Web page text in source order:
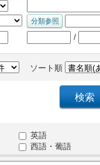
/
ソート順
英語
西語・葡語